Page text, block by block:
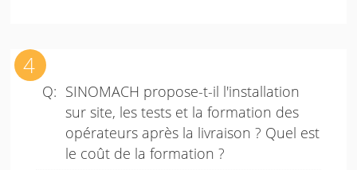
SINOMACH propose-t-il l'installation
sur site, les tests et la formation des
opérateurs après la livraison ? Quel est
le coût de la formation ?